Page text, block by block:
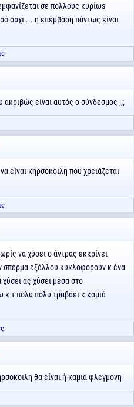
σε πολλους κυρίωs
ορχι ... η επέμβαση πάντως είναι
ακριβώς είναι αυτός ο σύνδεσμος ;;;
είναι κηρσοκοιλη που χρειάζεται
να χύσει ο άντρας εκκρίνει
σπέρμα εξάλλου κυκλοφορούν κ ένα
ας χύσει μέσα στο
κ τ πολύ πολύ τραβάει κ καμιά
θα είναι ή καμια φλεγμονη